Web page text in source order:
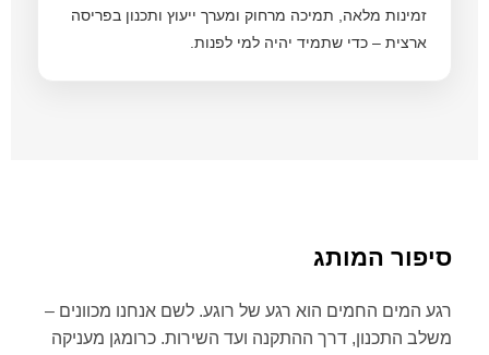
זמינות מלאה, תמיכה מרחוק ומערך ייעוץ ותכנון בפריסה
ארצית – כדי שתמיד יהיה למי לפנות.
סיפור המותג
רגע המים החמים הוא רגע של רוגע. לשם אנחנו מכוונים –
משלב התכנון, דרך ההתקנה ועד השירות. כרומגן מעניקה